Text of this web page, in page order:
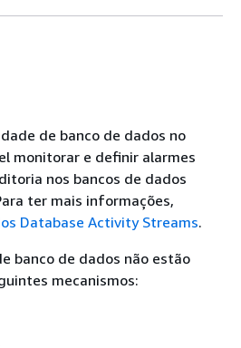
de banco de dados no
monitorar e definir alarmes
nos bancos de dados
ter mais informações,
Database Activity Streams.
banco de dados não estão
mecanismos: